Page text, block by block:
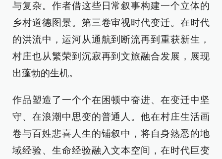
与复杂。作者借这些日常叙事构建一个立体的
乡村道德图景。第三卷审视时代变迁。在时代
的洪流中，运河从通航到断流再到重获新生，
村庄也从繁荣到沉寂再到文旅融合发展，展现
出蓬勃的生机。
作品塑造了一个个在困顿中奋进、在变迁中坚
守、在浪潮中思变的普通人。他在村庄生活画
卷与百姓悲喜人生的铺叙中，将自身熟悉的地
域经验、生命经验融入文本空间，在时代巨变